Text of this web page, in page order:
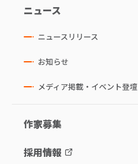
ニュース
ニュースリリース
お知らせ
メディア掲載・イベント登壇
作家募集
採用情報